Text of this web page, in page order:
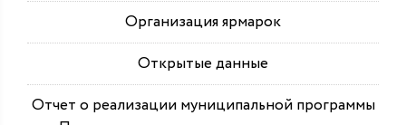
Организация ярмарок
Открытые данные
Отчет о реализации муниципальной программы